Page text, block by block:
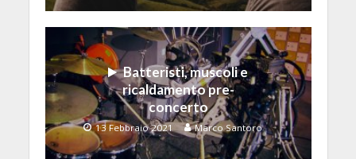
Batteristi, muscoli e
ricaldamento pre-
concerto
13 Febbraio 2021 Marco Santoro